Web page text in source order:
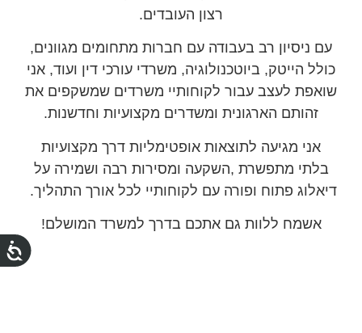
רצון העובדים.
עם ניסיון רב בעבודה עם חברות מתחומים מגוונים,
כולל הייטק, ביוטכנולוגיה, משרדי עורכי דין ועוד, אני
שואפת לעצב עבור לקוחותיי משרדים שמשקפים את
זהותם הארגונית ומשדרים מקצועיות וחדשנות.
אני מגיעה לתוצאות אופטימליות דרך מקצועיות
בלתי מתפשרת ,השקעה ומסירות רבה ושמירה על
דיאלוג פתוח ופורה עם לקוחותיי לכל אורך התהליך.
אשמח ללוות גם אתכם בדרך למשרד המושלם!